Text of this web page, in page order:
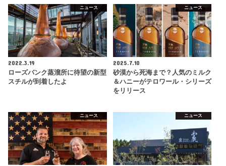
ニュース
2022.3.19
ローズバンク蒸溜所に待望の新型
スチルが到着したよ
ニュース
2025.7.10
砂漠から死海まで？人気のミルク
＆ハニーがテロワール・シリーズ
をリリース
ニュース ニュース